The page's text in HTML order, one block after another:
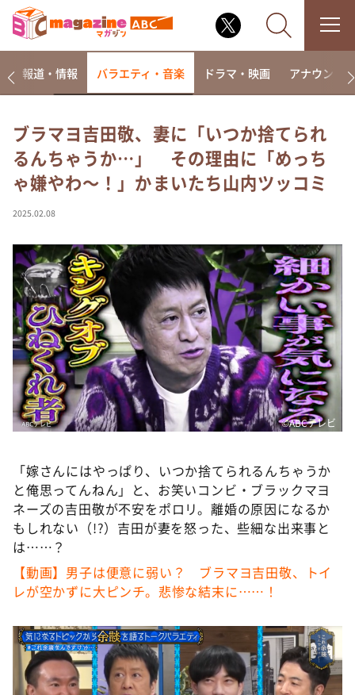
なるみ・岡村の過ぎるTV
相席食堂
これ余談なんですけど・・・
て真剣です
探偵！ナイトスクープ
news おかえり
河合＆A.B.C-Z塚田×福井アナ「なんでやねん！？」
（news おかえり）
DAIGOも台所 ～きょうの献立 何にする？～
本日はダイアンなり！シーズン２
朝だ！生です旅サラダ
ＬＩＦＥ～夢のカタチ～
新婚さんいらっしゃい！
ポツンと一軒家
ザキ山小屋本館
ぺこぱのまるスポ
報道・情報 バラエティ・音楽 ドラマ・映画 アナウンサー
ブラマヨ吉田敬、妻に「いつか捨てられ
るんちゃうか…」 その理由に「めっち
ゃ嫌やわ～！」かまいたち山内ツッコミ
2025.02.08
©️ABCテレビ
「嫁さんにはやっぱり、いつか捨てられるんちゃうか
と俺思ってんねん」と、お笑いコンビ・ブラックマヨ
ネーズの吉田敬が不安をポロリ。離婚の原因になるか
もしれない（!?）吉田が妻を怒った、些細な出来事と
は……？
【動画】男子は便意に弱い？ ブラマヨ吉田敬、トイ
レが空かずに大ピンチ。悲惨な結末に……！